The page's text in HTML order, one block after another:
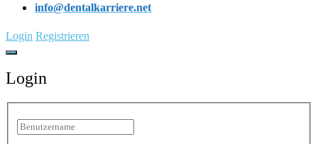
info@dentalkarriere.net
Login Registrieren
Login